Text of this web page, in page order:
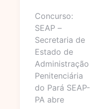
Concurso:
SEAP –
Secretaria de
Estado de
Administração
Penitenciária
do Pará SEAP-
PA abre